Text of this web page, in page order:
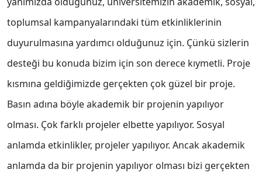
toplumsal kampanyalarındaki tüm etkinliklerinin
duyurulmasına yardımcı olduğunuz için. Çünkü sizlerin
desteği bu konuda bizim için son derece kıymetli. Proje
kısmına geldiğimizde gerçekten çok güzel bir proje.
Basın adına böyle akademik bir projenin yapılıyor
olması. Çok farklı projeler elbette yapılıyor. Sosyal
anlamda etkinlikler, projeler yapılıyor. Ancak akademik
anlamda da bir projenin yapılıyor olması bizi gerçekten